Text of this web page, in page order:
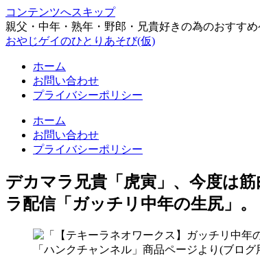
コンテンツへスキップ
親父・中年・熟年・野郎・兄貴好きの為のおすすめ
おやじゲイのひとりあそび(仮)
ホーム
お問い合わせ
プライバシーポリシー
ホーム
お問い合わせ
プライバシーポリシー
デカマラ兄貴「虎寅」、今度は
ラ配信「ガッチリ中年の生尻」。
「ハンクチャンネル」商品ページより(ブロ